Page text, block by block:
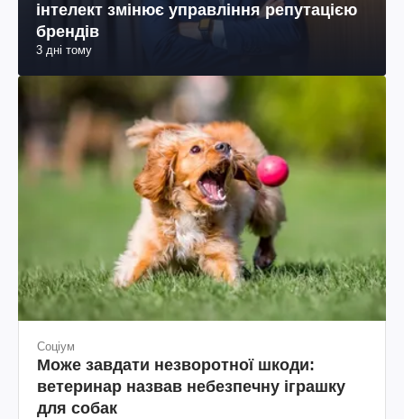
інтелект змінює управління репутацією
брендів
3 дні тому
Соціум
Може завдати незворотної шкоди:
ветеринар назвав небезпечну іграшку
для собак